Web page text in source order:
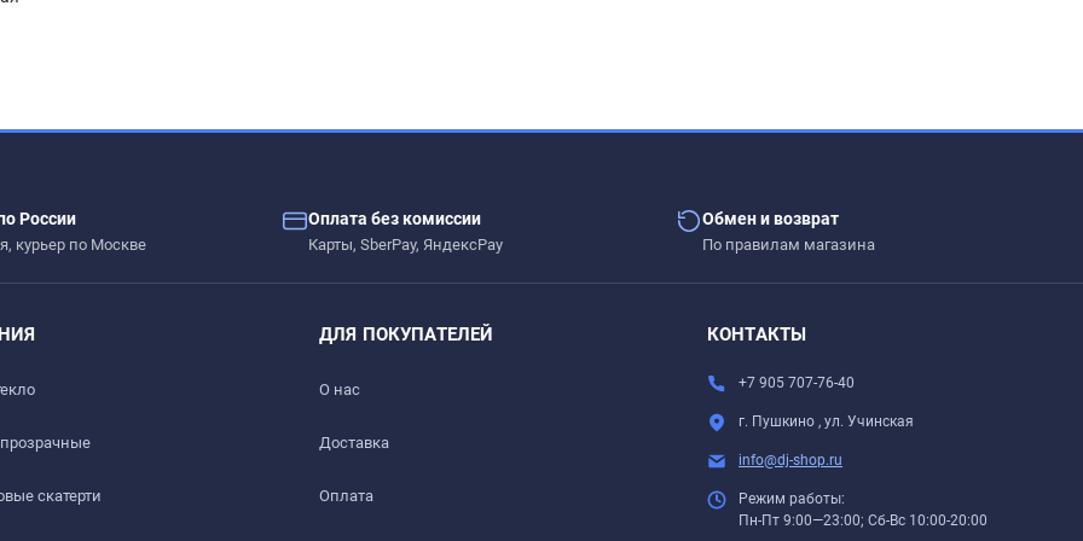
жидкостей.
стекло, пластик, мрамор, гранит, металл и текстиль.
России
курьер по Москве
Оплата без комиссии
Карты, SberPay, ЯндексPay
Обмен и возврат
По правилам магазина
прозрачные
скатерти
ДЛЯ ПОКУПАТЕЛЕЙ
О нас
Доставка​
Оплата
КОНТАКТЫ
+7 905 707-76-40
г. Пушкино , ул. Учинская
info@dj-shop.ru
Режим работы:
Пн-Пт 9:00—23:00; Сб-Вс 10:00-20:00